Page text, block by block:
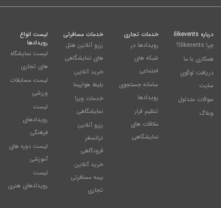
درباره ilikevents
چرا ilikevents؟
همکاری با ما
دریافت لوگوی
سایت
سوالات متداول
وبلاگ
خدمات تجاری
رویدادها در
شبکه های
اجتماعی
سامانه جستجوی
رویدادها
تنظیم قرار
ملاقات های
نمایشگاهی
خدمات مسافرتی
رزرو آنلاین هتل
های نمایشگاهی
خرید آنلاین
بلیط هواپیما
خدمات ویزا
نمایشگاهی
رزرو آنلاین
ترانسفر
فرودگاهی
خرید آنلاین
بیمه مسافرتی
تجاری
لیست انواع
رویدادها
لیست نمایشگاه
های تجاری
لیست مسابقات
ورزشی
لیست
رویدادهای
فرهنگی
لیست دوره های
آموزشی
لیست
رویدادهای هنری